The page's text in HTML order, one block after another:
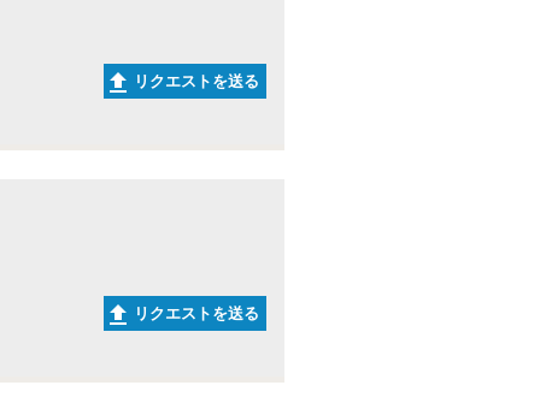
リクエストを送る
リクエストを送る